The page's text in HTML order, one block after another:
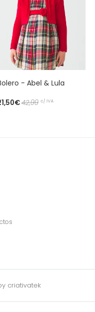
- Abel & Lula
42,99 c/ IVA
criativatek